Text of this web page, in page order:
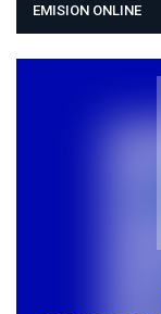
EMISION ONLINE